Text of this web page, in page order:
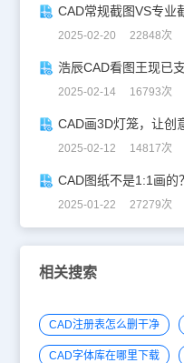
CAD常规截图VS专业
2025-02-20 22848次
浩辰CAD看图王现已
2025-02-14 16793次
CAD画3D灯笼，让创
2025-02-12 14817次
2025-01-22 27279次
相关搜索
CAD注册表怎么删干净
CAD字体库在哪里下载